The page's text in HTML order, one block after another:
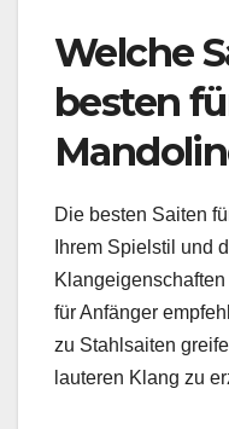
Welche
besten
Die besten Saiten
Ihrem Spielstil und
für Anfänger
zu Stahlsaiten
lauteren Klang zu